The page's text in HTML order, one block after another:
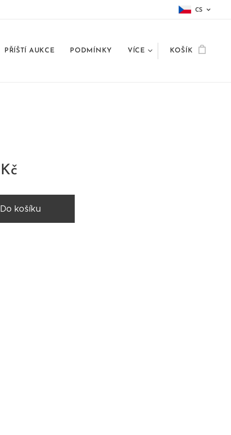
CS
PŘÍŠTÍ AUKCE PODMÍNKY VÍCE KOŠÍK
Kč
Do košíku